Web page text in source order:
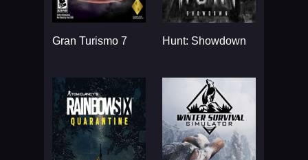
Gran Turismo 7 Hunt: Showdown